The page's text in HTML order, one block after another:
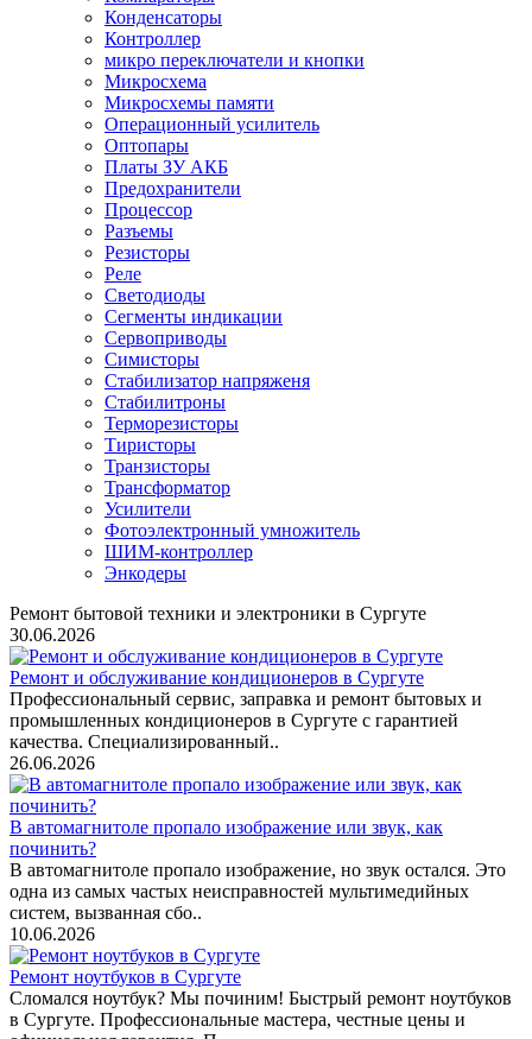
Конденсаторы
Контроллер
микро переключатели и кнопки
Микросхема
Микросхемы памяти
Операционный усилитель
Оптопары
Платы ЗУ АКБ
Предохранители
Процессор
Разъемы
Резисторы
Реле
Светодиоды
Сегменты индикации
Сервоприводы
Симисторы
Стабилизатор напряженя
Стабилитроны
Терморезисторы
Тиристоры
Транзисторы
Трансформатор
Усилители
Фотоэлектронный умножитель
ШИМ-контроллер
Энкодеры
Ремонт бытовой техники и электроники в Сургуте
30.06.2026
Ремонт и обслуживание кондиционеров в Сургуте
Профессиональный сервис, заправка и ремонт бытовых и
промышленных кондиционеров в Сургуте с гарантией
качества. Специализированный..
26.06.2026
В автомагнитоле пропало изображение или звук, как
починить?
В автомагнитоле пропало изображение, но звук остался. Это
одна из самых частых неисправностей мультимедийных
систем, вызванная сбо..
10.06.2026
Ремонт ноутбуков в Сургуте
Сломался ноутбук? Мы починим! Быстрый ремонт ноутбуков
в Сургуте. Профессиональные мастера, честные цены и